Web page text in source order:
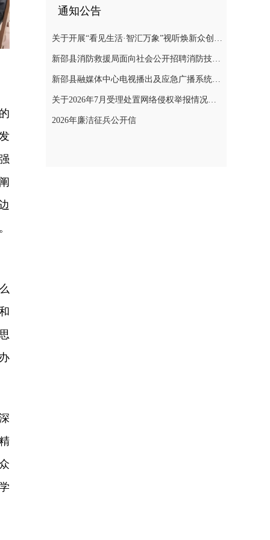
通知公告
关于开展“看见生活·智汇万象”视听焕新众创计划暨“AI遇见非遗”年度主题创作实践活动的通知
新邵县消防救援局面向社会公开招聘消防技术服务队人员的公告
新邵县融媒体中心电视播出及应急广播系统二级等保测评项目询价采购公告
关于2026年7月受理处置网络侵权举报情况的公示
2026年廉洁征兵公开信